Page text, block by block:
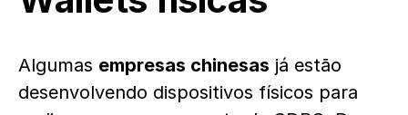
Algumas empresas chinesas já estão
desenvolvendo dispositivos físicos para